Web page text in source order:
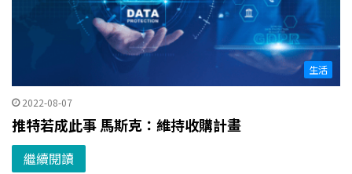
生活
2022-08-07
推特若成此事 馬斯克：維持收購計畫
繼續閱讀